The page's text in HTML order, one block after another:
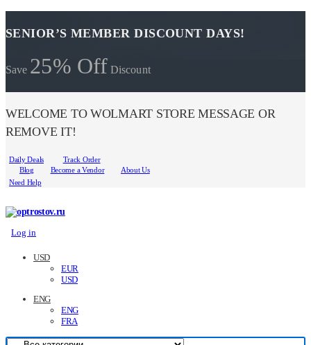
SENIOR’S MEMBER DISCOUNT DAYS!
Save 25% Off Discount
WELCOME TO WOLMART STORE MESSAGE OR
REMOVE IT!
Daily Deals
Track Order
Blog
Become a Vendor
About Us
Need Help
Log in
USD
EUR
USD
ENG
ENG
FRA